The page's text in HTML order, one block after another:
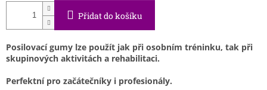
Přidat do košíku
Posilovací gumy lze použít jak při osobním tréninku, tak při
skupinových aktivitách a rehabilitaci.
Perfektní pro začátečníky i profesionály.